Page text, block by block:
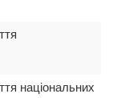
національних